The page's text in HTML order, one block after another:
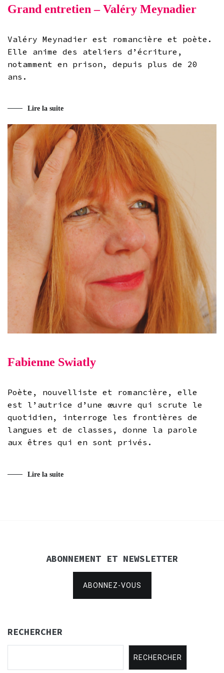
Grand entretien – Valéry Meynadier
Valéry Meynadier est romancière et poète.
Elle anime des ateliers d’écriture,
notamment en prison, depuis plus de 20
ans.
Lire la suite
Fabienne Swiatly
Poète, nouvelliste et romancière, elle
est l’autrice d’une œuvre qui scrute le
quotidien, interroge les frontières de
langues et de classes, donne la parole
aux êtres qui en sont privés.
Lire la suite
ABONNEMENT ET NEWSLETTER
ABONNEZ-VOUS
RECHERCHER
RECHERCHER